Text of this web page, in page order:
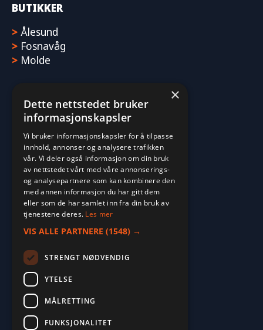
BUTIKKER
> Ålesund
> Fosnavåg
> Molde
2026. ALL RIGHTS RESERVED.
POWERED BY EMPORI CMS
×
Dette nettstedet bruker
informasjonskapsler
Vi bruker informasjonskapsler for å tilpasse
innhold, annonser og analysere trafikken
vår. Vi deler også informasjon om din bruk
av nettstedet vårt med våre annonserings-
og analysepartnere som kan kombinere den
med annen informasjon du har gitt dem
eller som de har samlet inn fra din bruk av
tjenestene deres. Les mer
VIS ALLE PARTNERE (1548) →
STRENGT NØDVENDIG
YTELSE
MÅLRETTING
FUNKSJONALITET